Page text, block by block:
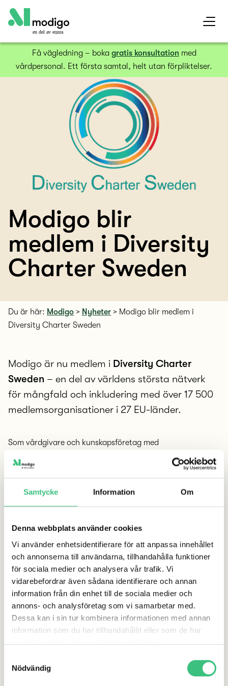
Samtycke Information Om
Denna webbplats använder cookies
Vi använder enhetsidentifierare för att anpassa innehållet
och annonserna till användarna, tillhandahålla funktioner
för sociala medier och analysera vår trafik. Vi
vidarebefordrar även sådana identifierare och annan
information från din enhet till de sociala medier och
annons- och analysföretag som vi samarbetar med.
Dessa kan i sin tur kombinera informationen med annan
information som du har tillhandahållit eller som de har
samlat in när du har använt deras tjänster.
We work with
who may receive and
Nödvändig
en del av equra
Få vägledning – boka gratis konsultation med
vårdpersonal. Ett första samtal, helt utan förpliktelser.
Modigo blir
medlem i Diversity
Charter Sweden
Du är här: Modigo > Nyheter > Modigo blir medlem i
Diversity Charter Sweden
Modigo är nu medlem i Diversity Charter
Sweden – en del av världens största nätverk
för mångfald och inkludering med över 17 500
medlemsorganisationer i 27 EU-länder.
Som vårdgivare och kunskapsföretag med
specialistkompetens inom psykisk hälsa, ADHD och autism
möter Modigo varje dag människor med olika behov och
människor får rätt stöd växer både individen,
organisationer och vårt gemensamma samhälle.
Genom medlemskapet i Diversity Charter Sweden vill vi
fortsätta utvecklas, inspireras av andra aktörer och själva
bidra med våra erfarenheter och perspektiv.
”Som specialister inom psykisk hälsa, ADHD och autism
vet vi på Modigo att inkludering gör skillnad. Därför är vi
stolta medlemmar i Diversity Charter Sweden – för att
Här hittar du mer information om Diversity Charter